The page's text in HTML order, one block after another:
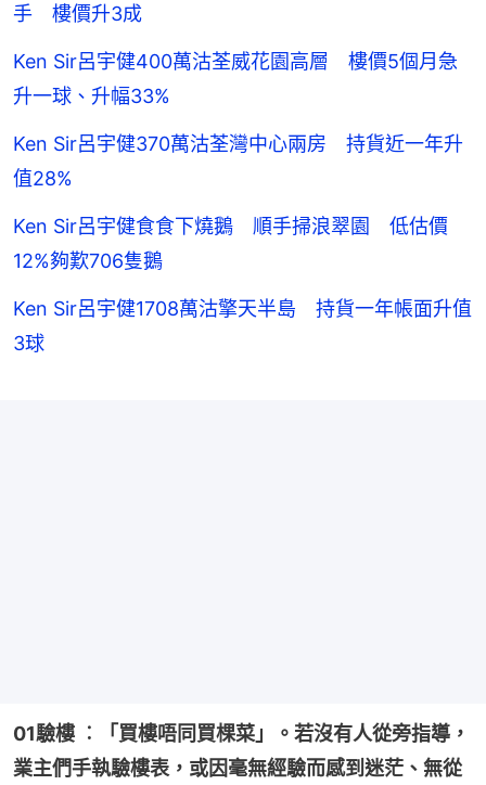
手 樓價升3成
Ken Sir呂宇健400萬沽荃威花園高層 樓價5個月急
升一球、升幅33%
Ken Sir呂宇健370萬沽荃灣中心兩房 持貨近一年升
值28%
Ken Sir呂宇健食食下燒鵝 順手掃浪翠園 低估價
12%夠歎706隻鵝
Ken Sir呂宇健1708萬沽擎天半島 持貨一年帳面升值
3球
01驗樓 ︰「買樓唔同買棵菜」。若沒有人從旁指導，
業主們手執驗樓表，或因毫無經驗而感到迷茫、無從